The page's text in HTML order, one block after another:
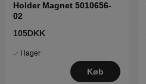
Holder Magnet 5010656-
02
105DKK
I lager
Køb